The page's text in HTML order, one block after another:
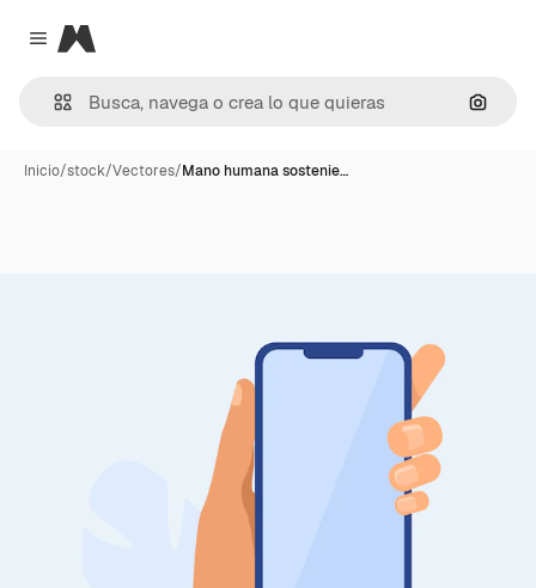
Close menu
Magnific
Inicio/stock/Vectores/Mano humana sostenie…